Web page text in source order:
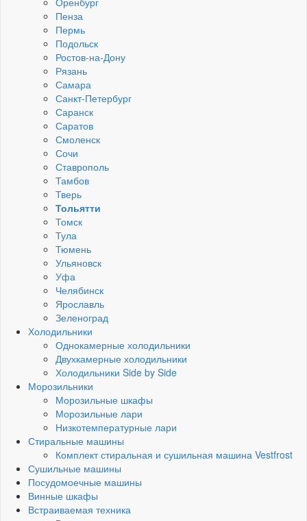
Пенза
Пермь
Подольск
Ростов-на-Дону
Рязань
Самара
Санкт-Петербург
Саранск
Саратов
Смоленск
Сочи
Ставрополь
Тамбов
Тверь
Тольятти
Томск
Тула
Тюмень
Ульяновск
Уфа
Челябинск
Ярославль
Зеленоград
Холодильники
Однокамерные холодильники
Двухкамерные холодильники
Холодильники Side by Side
Морозильники
Морозильные шкафы
Морозильные лари
Низкотемпературные лари
Стиральные машины
Комплект стиральная и сушильная машина Vestfrost
Сушильные машины
Посудомоечные машины
Винные шкафы
Встраиваемая техника